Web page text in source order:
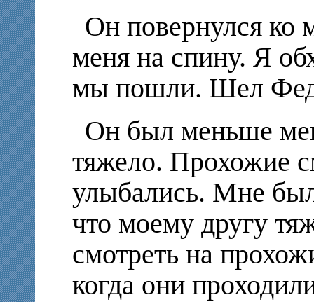
Он повернулся ко
меня на спину. Я
мы пошли. Шел
Он был меньше
тяжело. Прохожие
улыбались. Мне
что моему другу
смотреть на
когда они